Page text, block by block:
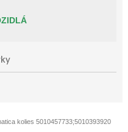
kolies 5010457733;5010393920